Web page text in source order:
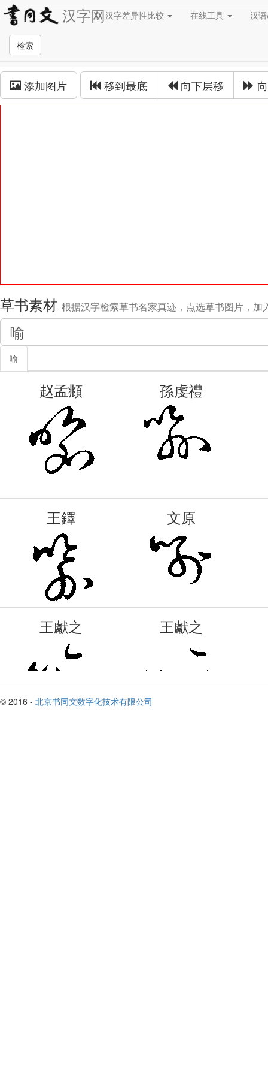
汉字网汉字差异性比较 在线工具 汉
检索
草书在线
添加图片 移到最底 向下层移
草书素材 根据汉字检索草书名家真迹，点选草书图片，加
喻
赵孟頫 孫虔禮
王鐸 文原
王獻之 王獻之
© 2016 - 北京书同文数字化技术有限公司